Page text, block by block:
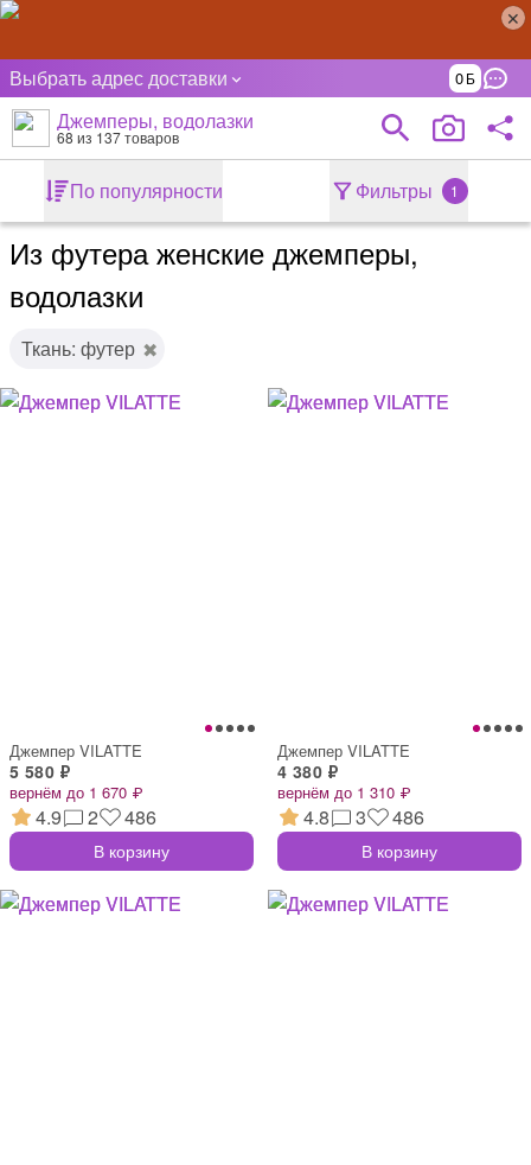
Выбрать адрес доставки 0
Джемперы, водолазки
68 из 137 товаров
По популярности Фильтры 1
Из футера женские джемперы,
водолазки
Ткань: футер
Джемпер VILATTE
5 580 ₽
вернём до 1 670 ₽
4.9 2 486
В корзину
Джемпер VILATTE
4 380 ₽
вернём до 1 310 ₽
4.8 3 486
В корзину